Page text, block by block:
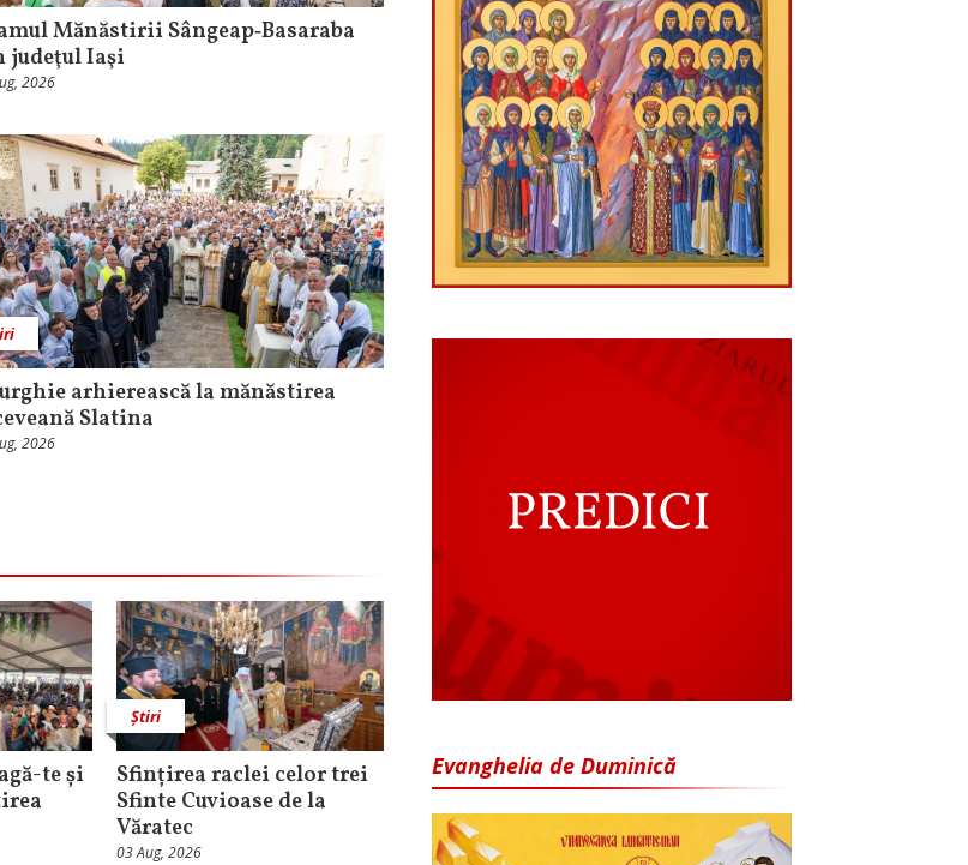
Mănăstirii Sângeap‑Basaraba
judeţul Iaşi
2026
arhierească la mănăstirea
Slatina
2026
te și
Știri
Sfințirea raclei celor trei
Sfinte Cuvioase de la
Văratec
03 Aug, 2026
Evanghelia de Duminică